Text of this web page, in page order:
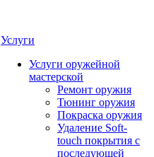
Услуги
Услуги оружейной
мастерской
Ремонт оружия
Тюнинг оружия
Покраска оружия
Удаление Soft-
touch покрытия с
последующей